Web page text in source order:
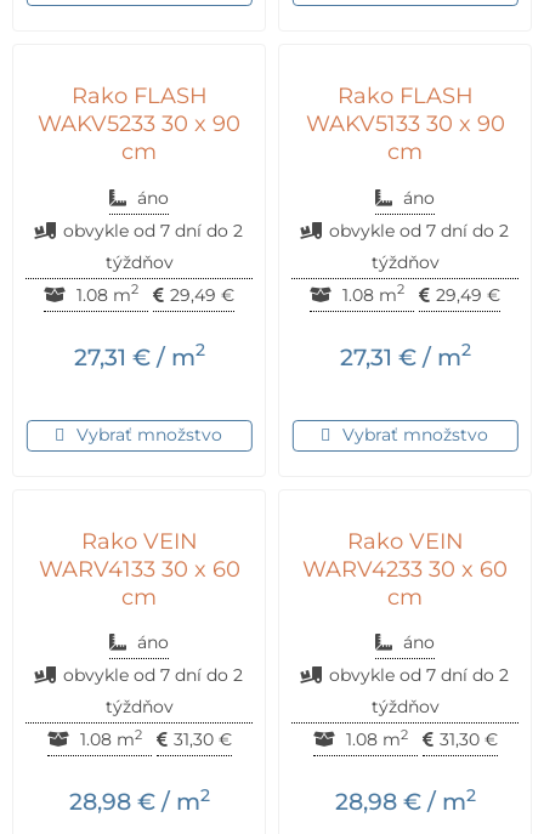
Rako FLASH
WAKV5233 30 x 90
cm
áno
obvykle od 7 dní do 2
týždňov
1.08 m2 29,49 €
27,31 €/ m2
Vybrať množstvo
Rako FLASH
WAKV5133 30 x 90
cm
áno
obvykle od 7 dní do 2
týždňov
1.08 m2 29,49 €
27,31 €/ m2
Vybrať množstvo
Rako VEIN
WARV4133 30 x 60
cm
áno
obvykle od 7 dní do 2
týždňov
1.08 m2 31,30 €
28,98 €/ m2
Rako VEIN
WARV4233 30 x 60
cm
áno
obvykle od 7 dní do 2
týždňov
1.08 m2 31,30 €
28,98 €/ m2